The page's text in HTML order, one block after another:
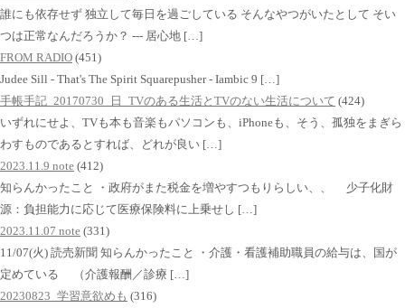
誰にも依存せず 独立して毎日を過ごしている そんなやつがいたとして そい
つは正常なんだろうか？ --- 居心地 […]
FROM RADIO (451)
Judee Sill - That's The Spirit Squarepusher - Iambic 9 […]
手帳手記_20170730_日_TVのある生活とTVのない生活について (424)
いずれにせよ、TVも本も音楽もパソコンも、iPhoneも、そう、孤独をまぎら
わすものであるとすれば、どれが良い […]
2023.11.9 note (412)
知らんかったこと ・政府がまた税金を増やすつもりらしい、、 少子化財
源：負担能力に応じて医療保険料に上乗せし […]
2023.11.07 note (331)
11/07(火) 読売新聞 知らんかったこと ・介護・看護補助職員の給与は、国が
定めている （介護報酬／診療 […]
20230823_学習意欲めも (316)